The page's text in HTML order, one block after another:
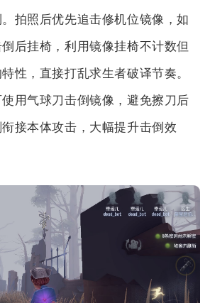
拍照后优先追击修机位镜像，如
后挂椅，利用镜像挂椅不计数但
性，直接打乱求生者破译节奏。
用气球刀击倒镜像，避免擦刀后
接本体攻击，大幅提升击倒效